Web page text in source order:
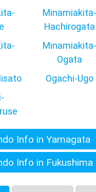
Minamiakita-
Hachirogata
Minamiakita-
Ogata
Ogachi-Ugo
Info in Yamagata
Info in Fukushima